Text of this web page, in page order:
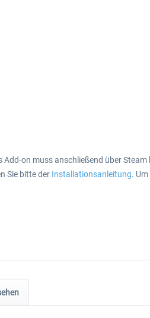
on muss anschließend über
Sie bitte der Installationsanleitung.